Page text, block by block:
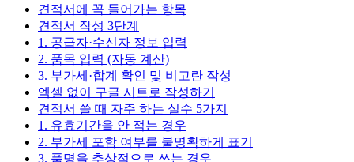
견적서에 꼭 들어가는 항목
견적서 작성 3단계
1. 공급자·수신자 정보 입력
2. 품목 입력 (자동 계산)
3. 부가세·합계 확인 및 비고란 작성
엑셀 없이 구글 시트로 작성하기
견적서 쓸 때 자주 하는 실수 5가지
1. 유효기간을 안 적는 경우
2. 부가세 포함 여부를 불명확하게 표기
3. 품명을 추상적으로 쓰는 경우